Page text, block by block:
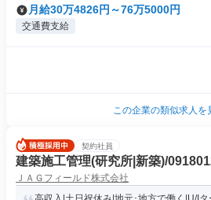
月給30万4826円～76万5000円
交通費支給
この企業の類似求人を
契約社員
建築施工管理(研究所|新築)/
ＪＡＧフィールド株式会社